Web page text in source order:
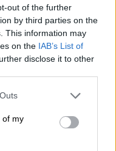
out of the further
by third parties on the
This information may
on the IAB’s List of
disclose it to other
one or more Google
You may click to
its third-party tags to
in below Google
of my
πολέμου της
μέρος των
μαχών και
από το 2011.
το 2016,
μέρος του